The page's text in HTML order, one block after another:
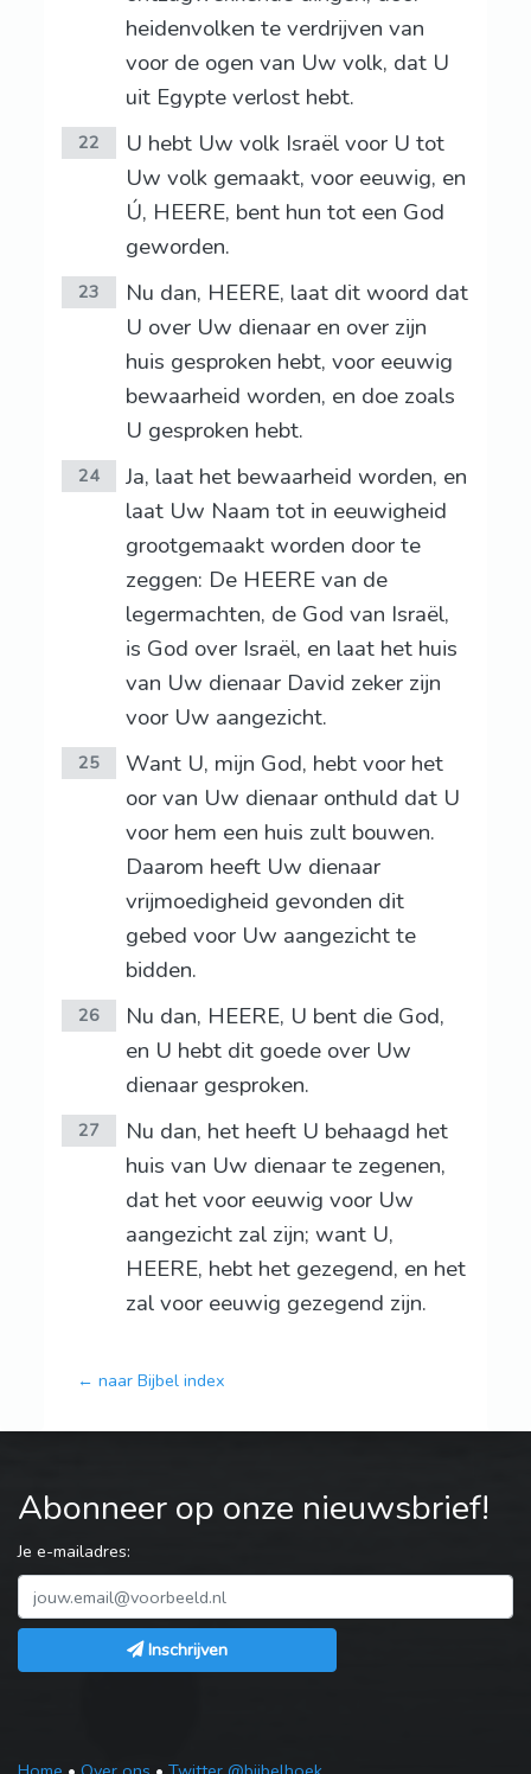
heidenvolken te verdrijven van
voor de ogen van Uw volk, dat U
uit Egypte verlost hebt.
22
U hebt Uw volk Israël voor U tot
Uw volk gemaakt, voor eeuwig, en
Ú, HEERE, bent hun tot een God
geworden.
23
Nu dan, HEERE, laat dit woord dat
U over Uw dienaar en over zijn
huis gesproken hebt, voor eeuwig
bewaarheid worden, en doe zoals
U gesproken hebt.
24
Ja, laat het bewaarheid worden, en
laat Uw Naam tot in eeuwigheid
grootgemaakt worden door te
zeggen: De HEERE van de
legermachten, de God van Israël,
is God over Israël, en laat het huis
van Uw dienaar David zeker zijn
voor Uw aangezicht.
25
Want U, mijn God, hebt voor het
oor van Uw dienaar onthuld dat U
voor hem een huis zult bouwen.
Daarom heeft Uw dienaar
vrijmoedigheid gevonden dit
gebed voor Uw aangezicht te
bidden.
26
Nu dan, HEERE, U bent die God,
en U hebt dit goede over Uw
dienaar gesproken.
27
Nu dan, het heeft U behaagd het
huis van Uw dienaar te zegenen,
dat het voor eeuwig voor Uw
aangezicht zal zijn; want U,
HEERE, hebt het gezegend, en het
zal voor eeuwig gezegend zijn.
← naar Bijbel index
Abonneer op onze nieuwsbrief!
Je e-mailadres:
Inschrijven